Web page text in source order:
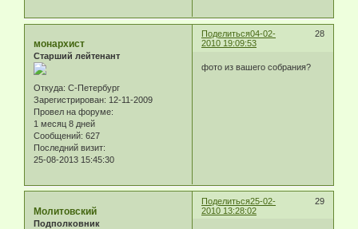
Поделиться 28
04-02-
2010 19:09:53
монархист
Старший лейтенант
Откуда: С-Петербург
Зарегистрирован: 12-11-2009
Провел на форуме:
1 месяц 8 дней
Сообщений: 627
Последний визит:
25-08-2013 15:45:30
фото из вашего собрания?
Поделиться 29
25-02-
2010 13:28:02
Молитовский
Подполковник